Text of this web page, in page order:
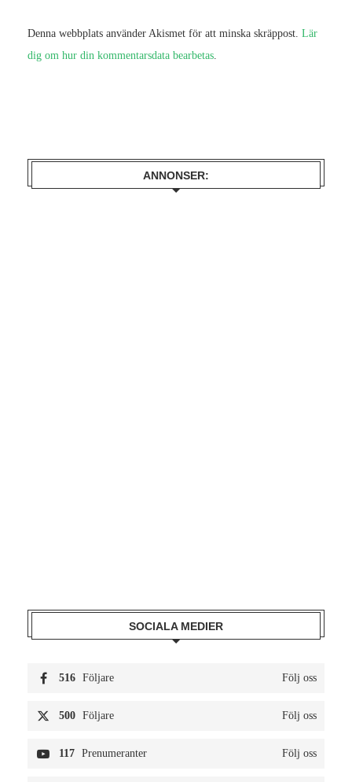
Denna webbplats använder Akismet för att minska skräppost. Lär
dig om hur din kommentarsdata bearbetas.
ANNONSER:
SOCIALA MEDIER
516 Följare Följ oss
500 Följare Följ oss
117 Prenumeranter Följ oss